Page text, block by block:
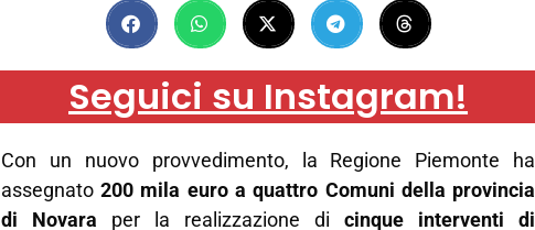
Seguici su Instagram!
Con un nuovo provvedimento, la Regione Piemonte ha
assegnato200 mila euro a quattro Comuni della provincia
di Novara per la realizzazione dicinque interventi di